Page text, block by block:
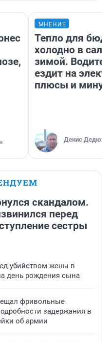
МНЕНИЕ
Тепло для
холодно в
зимой.
ездит на
плюсы и
Денис
скандалом.
перед
сестры
убийством жены в
день рождения сына
фривольные
задержания в
об армии